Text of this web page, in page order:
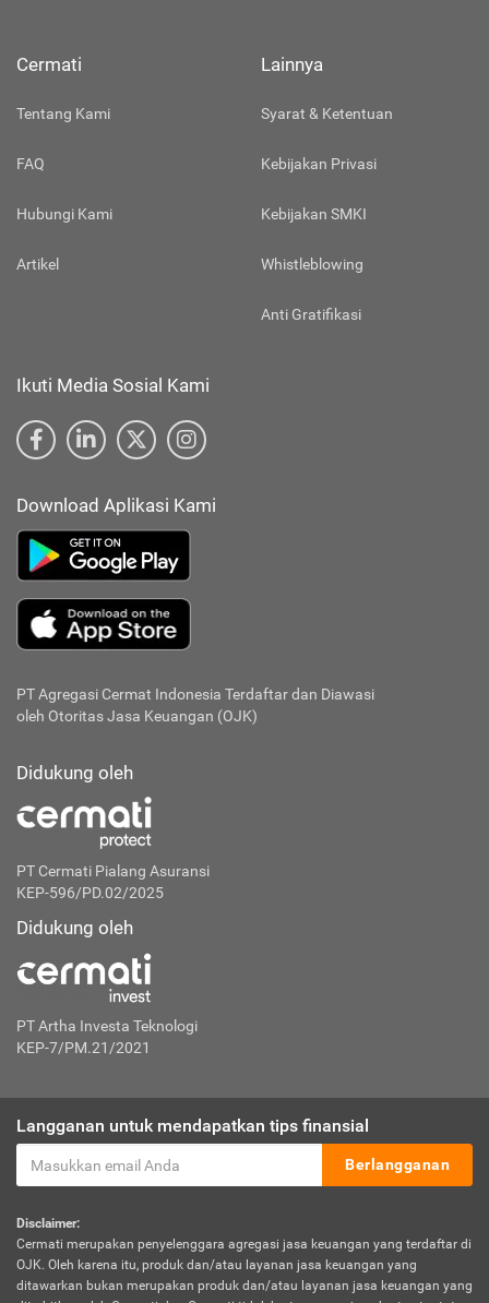
Cermati
Tentang Kami
FAQ
Hubungi Kami
Artikel
Lainnya
Syarat & Ketentuan
Kebijakan Privasi
Kebijakan SMKI
Whistleblowing
Anti Gratifikasi
Ikuti Media Sosial Kami
Download Aplikasi Kami
PT Agregasi Cermat Indonesia Terdaftar dan Diawasi
oleh Otoritas Jasa Keuangan (OJK)
Didukung oleh
PT Cermati Pialang Asuransi
KEP-596/PD.02/2025
Didukung oleh
PT Artha Investa Teknologi
KEP-7/PM.21/2021
Langganan untuk mendapatkan tips finansial
Berlangganan
Disclaimer:
Cermati merupakan penyelenggara agregasi jasa keuangan yang terdaftar di
OJK. Oleh karena itu, produk dan/atau layanan jasa keuangan yang
ditawarkan bukan merupakan produk dan/atau layanan jasa keuangan yang